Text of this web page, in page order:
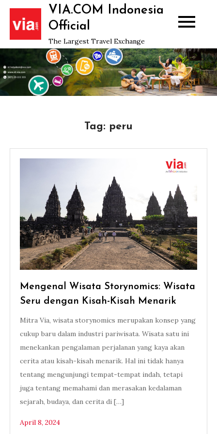
Skip
content
VIA.COM Indonesia
Official
The Largest Travel Exchange
Tag: peru
Mengenal Wisata Storynomics: Wisata
Seru dengan Kisah-Kisah Menarik
Mitra Via, wisata storynomics merupakan konsep yang
cukup baru dalam industri pariwisata. Wisata satu ini
menekankan pengalaman perjalanan yang kaya akan
cerita atau kisah-kisah menarik. Hal ini tidak hanya
tentang mengunjungi tempat-tempat indah, tetapi
juga tentang memahami dan merasakan kedalaman
sejarah, budaya, dan cerita di […]
April 8, 2024